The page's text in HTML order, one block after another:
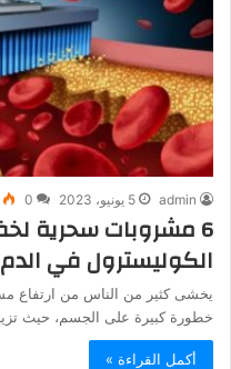
admin 5 يونيو، 2023 0
6 مشروبات سحرية
الكوليسترول في الدم
يخشى كثير من الناس من ارتفاع
خطورة كبيرة على الجسم، حيث
أكمل القراءة »